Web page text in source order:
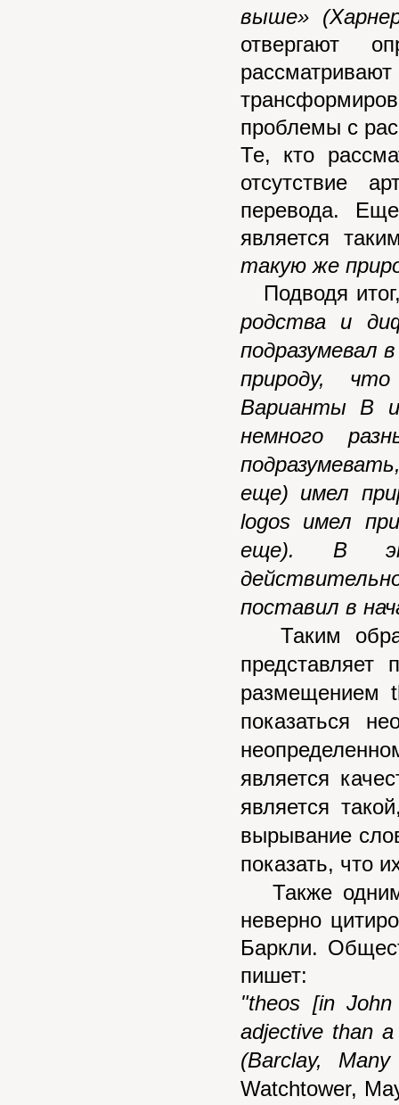
выше»
отвергают
проблемы с
Те, кто
отсутствие
перевода.
является
такую же
Подводя
родства и
подразумевал
природу,
Варианты В
немного
еще) имел
logos имел
еще). В
поставил в
Таким
представляет
размещением
показаться
является
является
вырывание
показать, что
Также одним
неверно
Баркли.
пишет:
"theos [in
adjective than
(Barclay,
Watchtower,